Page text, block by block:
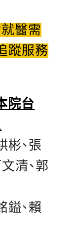
醫需
蹤服務
院台
彬、張
清、郭
鎰、賴